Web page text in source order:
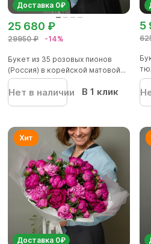
Доставка 0₽
29950 ₽ -14%
25 680 ₽
Букет из 35 розовых пионов
(Россия) в корейской матовой...
Нет в наличии В 1 клик
5
Доставка 0₽